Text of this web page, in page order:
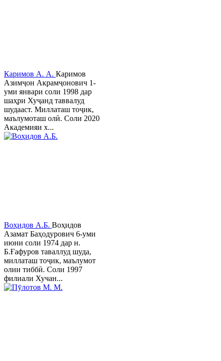
Каримов А. А. Каримов
Азимҷон Акрамҷонович 1-
уми январи соли 1998 дар
шаҳри Хуҷанд таввалуд
шудааст. Миллаташ тоҷик,
маълумоташ олӣ. Соли 2020
Академияи х...
Воҳидов А.Б. Воҳидов
Азамат Баҳодурович 6-уми
июни соли 1974 дар н.
Б.Ғафуров таваллуд шуда,
миллаташ тоҷик, маълумот
олии тиббӣ. Соли 1997
филиали Хучан...